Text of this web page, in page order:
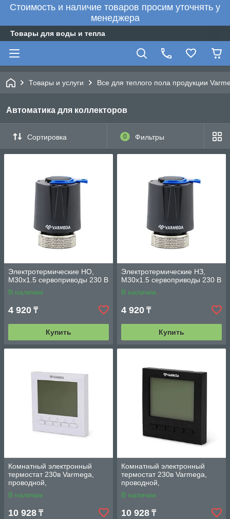
Стоимость и наличие товаров просим уточнять у
менеджера
Товары для воды и тепла
Товары и услуги Все для теплого пола продукции
Автоматика для коллекторов
Сортировка 0 Фильтры
Электротермические НО,
M30х1.5 сервоприводы 230 В
В наличии
4 920 ₸
Купить
Электротермические НЗ,
M30х1.5 сервоприводы 230 В
В наличии
4 920 ₸
Купить
Комнатный электронный
термостат 230в Varmega,
проводной,
программируемый, белый
В наличии
10 928 ₸
Комнатный электронный
термостат 230в Varmega,
проводной,
программируемый, черный
В наличии
10 928 ₸